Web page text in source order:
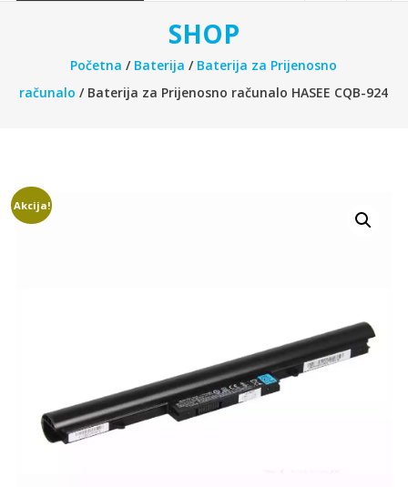
SHOP
Početna / Baterija / Baterija za Prijenosno
računalo / Baterija za Prijenosno računalo HASEE CQB-924
Akcija!